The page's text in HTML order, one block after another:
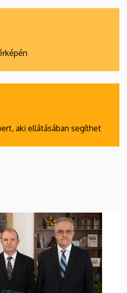
aki ellátásában segíthet